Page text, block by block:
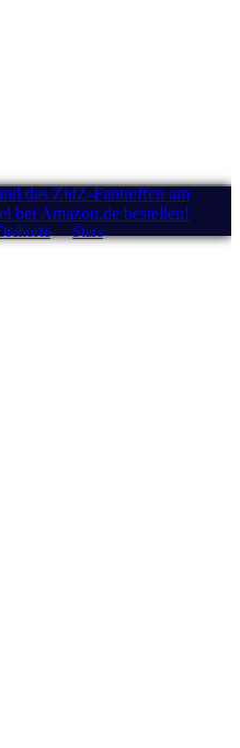
das ZidZ-Fantreffen am
bei Amazon.de bestellen!
Stars